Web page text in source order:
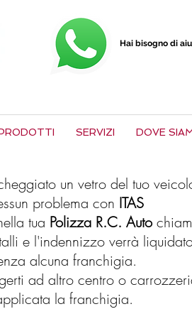
Hai bisogno di
SERVIZI DOVE
un vetro del tuo
problema con ITAS
tua Polizza R.C. Auto
e l'indennizzo verrà
alcuna franchigia.
ad altro centro o
la franchigia.